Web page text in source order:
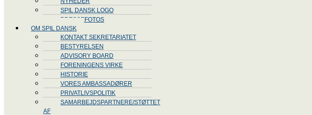
SPIL DANSK LOGO
PRESSEFOTOS
OM SPIL DANSK
KONTAKT SEKRETARIATET
BESTYRELSEN
ADVISORY BOARD
FORENINGENS VIRKE
HISTORIE
VORES AMBASSADØRER
PRIVATLIVSPOLITIK
SAMARBEJDSPARTNERE/STØTTET
AF